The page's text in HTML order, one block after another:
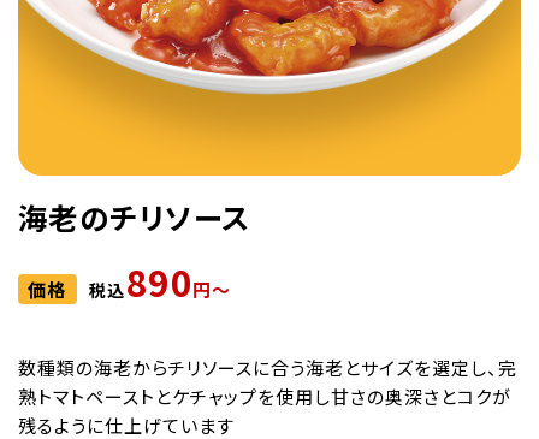
海老のチリソース
価格 税込890円〜
数種類の海老からチリソースに合う海老とサイズを選定し、完
熟トマトペーストとケチャップを使用し甘さの奥深さとコクが
残るように仕上げています